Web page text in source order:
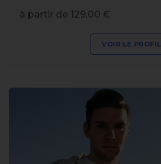
à partir de 129,00 €
VOIR LE PROFIL